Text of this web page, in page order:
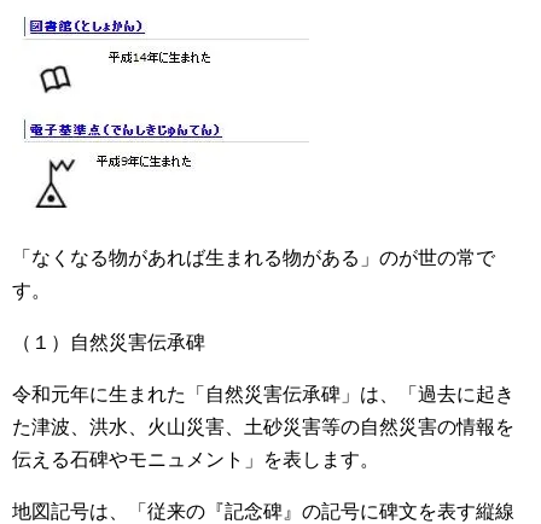
「なくなる物があれば生まれる物がある」のが世の常で
す。
（１）自然災害伝承碑
令和元年に生まれた「自然災害伝承碑」は、「過去に起き
た津波、洪水、火山災害、土砂災害等の自然災害の情報を
伝える石碑やモニュメント」を表します。
地図記号は、「従来の『記念碑』の記号に碑文を表す縦線